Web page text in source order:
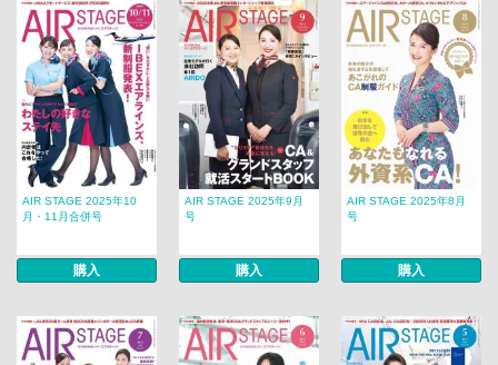
AIR STAGE 2025年10
月・11月合併号
購入
AIR STAGE 2025年9月
号
購入
AIR STAGE 2025年8月
号
購入